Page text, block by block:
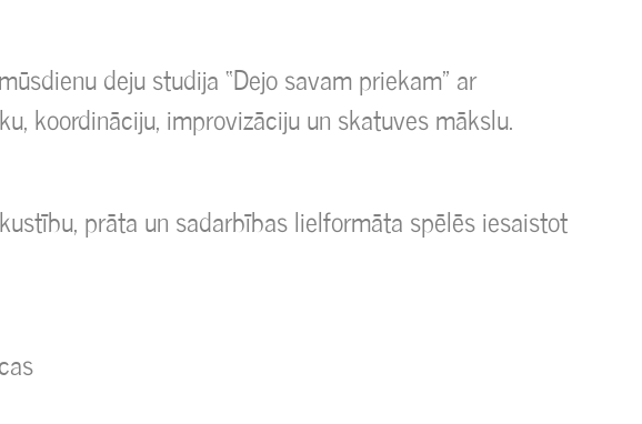
deju studija “Dejo savam priekam” ar
koordināciju, improvizāciju un skatuves mākslu.
prāta un sadarbības lielformāta spēlēs iesaistot